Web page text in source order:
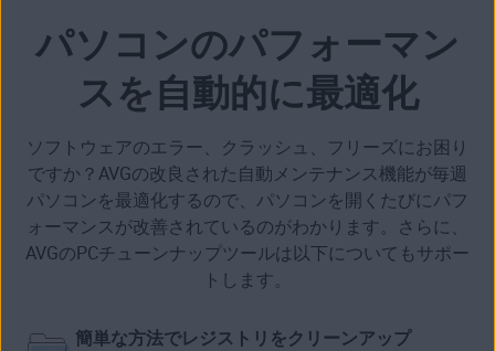
パソコンのパフォーマン
スを自動的に最適化
ソフトウェアのエラー、クラッシュ、フリーズにお困り
ですか？AVGの改良された自動メンテナンス機能が毎週
パソコンを最適化するので、パソコンを開くたびにパフ
ォーマンスが改善されているのがわかります。さらに、
AVGのPCチューンナップツールは以下についてもサポー
トします。
簡単な方法でレジストリをクリーンアップ